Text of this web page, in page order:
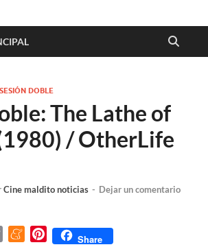
SESIÓN DOBLE
The Lathe of
/ OtherLife
Cine maldito noticias - Dejar un comentario
M
P
Share